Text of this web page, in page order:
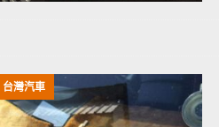
台灣汽車